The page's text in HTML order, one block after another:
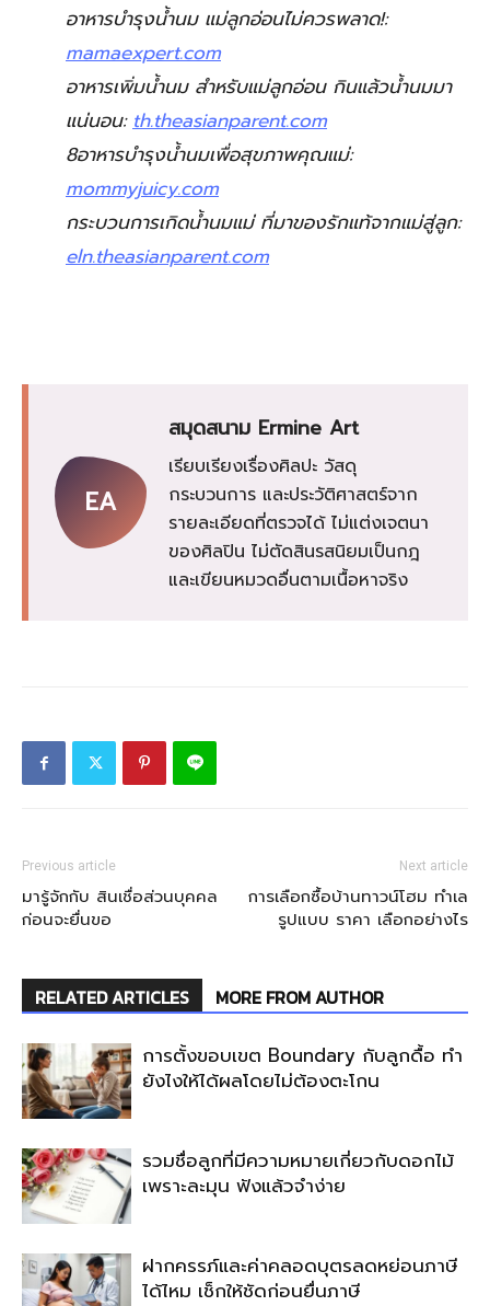
อาหารบำรุงน้ำนม แม่ลูกอ่อนไม่ควรพลาด!:
mamaexpert.com
อาหารเพิ่มน้ำนม สำหรับแม่ลูกอ่อน กินแล้วน้ำนมมา
แน่นอน: th.theasianparent.com
8อาหารบำรุงน้ำนมเพื่อสุขภาพคุณแม่:
mommyjuicy.com
กระบวนการเกิดน้ำนมแม่ ที่มาของรักแท้จากแม่สู่ลูก:
eln.theasianparent.com
EA
สมุดสนาม Ermine Art
เรียบเรียงเรื่องศิลปะ วัสดุ
กระบวนการ และประวัติศาสตร์จาก
รายละเอียดที่ตรวจได้ ไม่แต่งเจตนา
ของศิลปิน ไม่ตัดสินรสนิยมเป็นกฎ
และเขียนหมวดอื่นตามเนื้อหาจริง
Previous article
มารู้จักกับ สินเชื่อส่วนบุคคล
ก่อนจะยื่นขอ
Next article
การเลือกซื้อบ้านทาวน์โฮม ทำเล
รูปแบบ ราคา เลือกอย่างไร
RELATED ARTICLES MORE FROM AUTHOR
การตั้งขอบเขต Boundary กับลูกดื้อ ทำ
ยังไงให้ได้ผลโดยไม่ต้องตะโกน
รวมชื่อลูกที่มีความหมายเกี่ยวกับดอกไม้
เพราะละมุน ฟังแล้วจำง่าย
ฝากครรภ์และค่าคลอดบุตรลดหย่อนภาษี
ได้ไหม เช็กให้ชัดก่อนยื่นภาษี